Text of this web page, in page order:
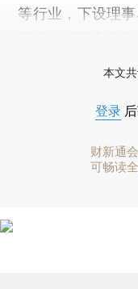
等行业，下设理
本文
登录
财新通
可畅读